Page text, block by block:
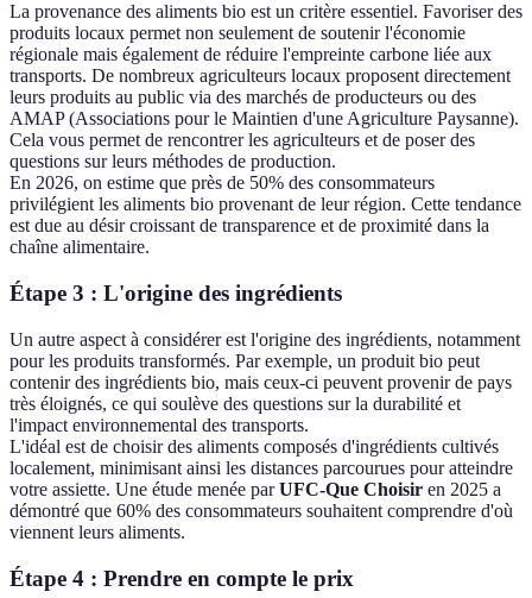
La provenance des aliments bio est un critère essentiel. Favoriser des
produits locaux permet non seulement de soutenir l'économie
régionale mais également de réduire l'empreinte carbone liée aux
transports. De nombreux agriculteurs locaux proposent directement
leurs produits au public via des marchés de producteurs ou des
AMAP (Associations pour le Maintien d'une Agriculture Paysanne).
Cela vous permet de rencontrer les agriculteurs et de poser des
questions sur leurs méthodes de production.
En 2026, on estime que près de 50% des consommateurs
privilégient les aliments bio provenant de leur région. Cette tendance
est due au désir croissant de transparence et de proximité dans la
chaîne alimentaire.
Étape 3 : L'origine des ingrédients
Un autre aspect à considérer est l'origine des ingrédients, notamment
pour les produits transformés. Par exemple, un produit bio peut
contenir des ingrédients bio, mais ceux-ci peuvent provenir de pays
très éloignés, ce qui soulève des questions sur la durabilité et
l'impact environnemental des transports.
L'idéal est de choisir des aliments composés d'ingrédients cultivés
localement, minimisant ainsi les distances parcourues pour atteindre
votre assiette. Une étude menée parUFC-Que Choisir en 2025 a
démontré que 60% des consommateurs souhaitent comprendre d'où
viennent leurs aliments.
Étape 4 : Prendre en compte le prix